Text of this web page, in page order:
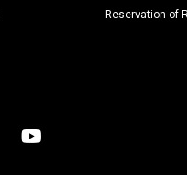
Reservation of